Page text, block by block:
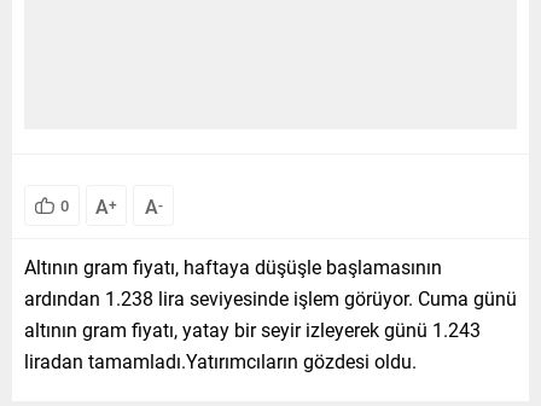
0 A+ A-
Altının gram fiyatı, haftaya düşüşle başlamasının
ardından 1.238 lira seviyesinde işlem görüyor. Cuma günü
altının gram fiyatı, yatay bir seyir izleyerek günü 1.243
liradan tamamladı.Yatırımcıların gözdesi oldu.